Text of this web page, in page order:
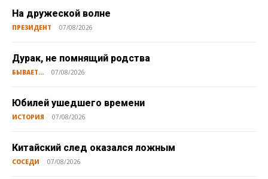
На дружеской волне
ПРЕЗИДЕНТ 07/08/2026
Дурак, не помнящий родства
БЫВАЕТ... 07/08/2026
Юбилей ушедшего времени
ИСТОРИЯ 07/08/2026
Китайский след оказался ложным
СОСЕДИ 07/08/2026